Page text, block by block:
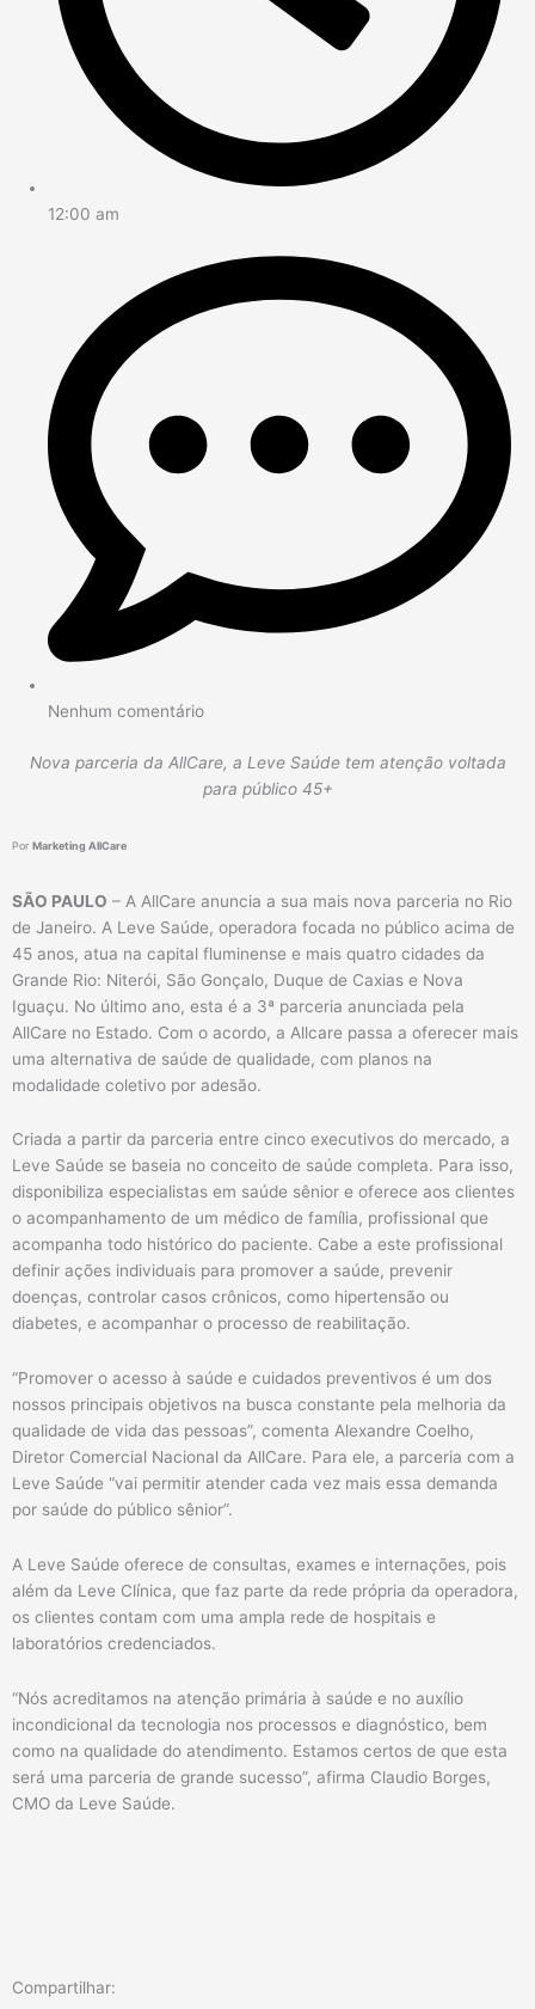
12:00 am
Nenhum comentário
Nova parceria da AllCare, a Leve Saúde tem atenção voltada
para público 45+
Por Marketing AllCare
SÃO PAULO – A AllCare anuncia a sua mais nova parceria no Rio
de Janeiro. A Leve Saúde, operadora focada no público acima de
45 anos, atua na capital fluminense e mais quatro cidades da
Grande Rio: Niterói, São Gonçalo, Duque de Caxias e Nova
Iguaçu. No último ano, esta é a 3ª parceria anunciada pela
AllCare no Estado. Com o acordo, a Allcare passa a oferecer mais
uma alternativa de saúde de qualidade, com planos na
modalidade coletivo por adesão.
Criada a partir da parceria entre cinco executivos do mercado, a
Leve Saúde se baseia no conceito de saúde completa. Para isso,
disponibiliza especialistas em saúde sênior e oferece aos clientes
o acompanhamento de um médico de família, profissional que
acompanha todo histórico do paciente. Cabe a este profissional
definir ações individuais para promover a saúde, prevenir
doenças, controlar casos crônicos, como hipertensão ou
diabetes, e acompanhar o processo de reabilitação.
“Promover o acesso à saúde e cuidados preventivos é um dos
nossos principais objetivos na busca constante pela melhoria da
qualidade de vida das pessoas”, comenta Alexandre Coelho,
Diretor Comercial Nacional da AllCare. Para ele, a parceria com a
Leve Saúde “vai permitir atender cada vez mais essa demanda
por saúde do público sênior”.
A Leve Saúde oferece de consultas, exames e internações, pois
além da Leve Clínica, que faz parte da rede própria da operadora,
os clientes contam com uma ampla rede de hospitais e
laboratórios credenciados.
“Nós acreditamos na atenção primária à saúde e no auxílio
incondicional da tecnologia nos processos e diagnóstico, bem
como na qualidade do atendimento. Estamos certos de que esta
será uma parceria de grande sucesso”, afirma Claudio Borges,
CMO da Leve Saúde.
Compartilhar: